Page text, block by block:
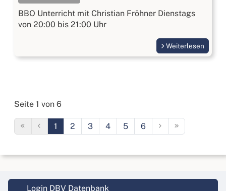
BBO Unterricht mit Christian Fröhner Dienstags
von 20:00 bis 21:00 Uhr
Weiterlesen
Seite 1 von 6
1 2 3 4 5 6
Login DBV Datenbank